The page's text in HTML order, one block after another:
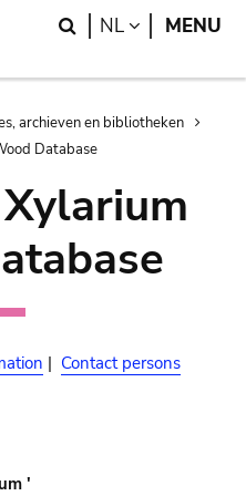
Search
NL LANGUAGE
MENU
archieven en bibliotheken
Database
| Contact persons
'